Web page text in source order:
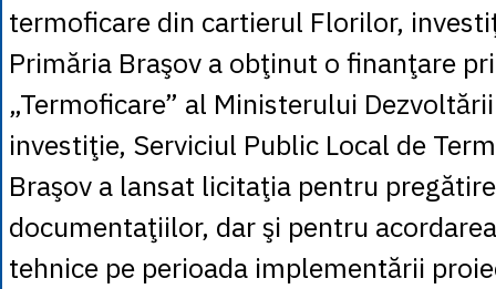
termoficare din cartierul Florilor,
Primăria Braşov a obţinut o finanţare
„Termoficare” al Ministerului
investiţie, Serviciul Public Local de
Braşov a lansat licitaţia pentru
documentaţiilor, dar şi pentru
tehnice pe perioada implementării